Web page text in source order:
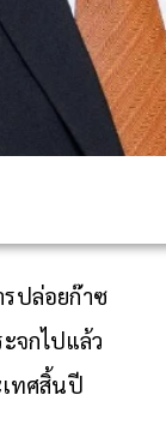
ปล่อยก๊าซ
จกไปแล้ว
ทศสิ้นปี